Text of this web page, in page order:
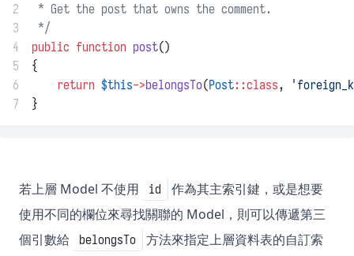
2
* Get the post that owns the comment.
3
*/
4
public function post()
5
{
6
return $this->belongsTo(Post::class,
7
}
若上層 Model 不使用 id
作為其主索引鍵，或是想要
使用不同的欄位來尋找關聯的 Model，則可以傳遞第三
個引數給
belongsTo 方法來指定上層資料表的自訂索